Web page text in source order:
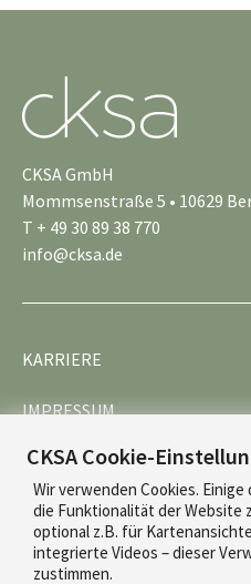
CKSA GmbH
Mommsenstraße 5 • 10629
T + 49 30 89 38 770
info@cksa.de
KARRIERE
IMPRESSUM
DATENSCHUTZ
CKSA Cookie-
Wir verwenden Cookies.
die Funktionalität der Website
optional z.B. für
integrierte Videos – dieser
zustimmen.